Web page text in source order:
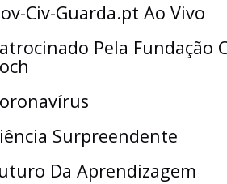
Civ-Guarda.pt Ao Vivo
Pela Fundação
Surpreendente
Da Aprendizagem